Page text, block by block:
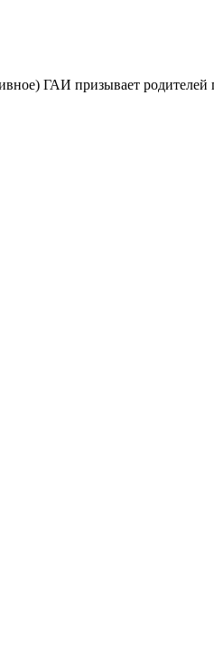
ГАИ призывает родителей